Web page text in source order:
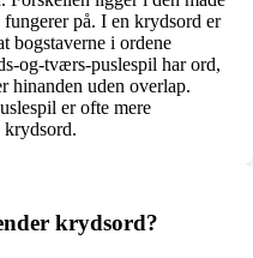
på. I en krydsord er
bogstaverne i ordene
og-tværs-puslespil har ord,
hinanden uden overlap.
er ofte mere
krydsord.
krydsord?